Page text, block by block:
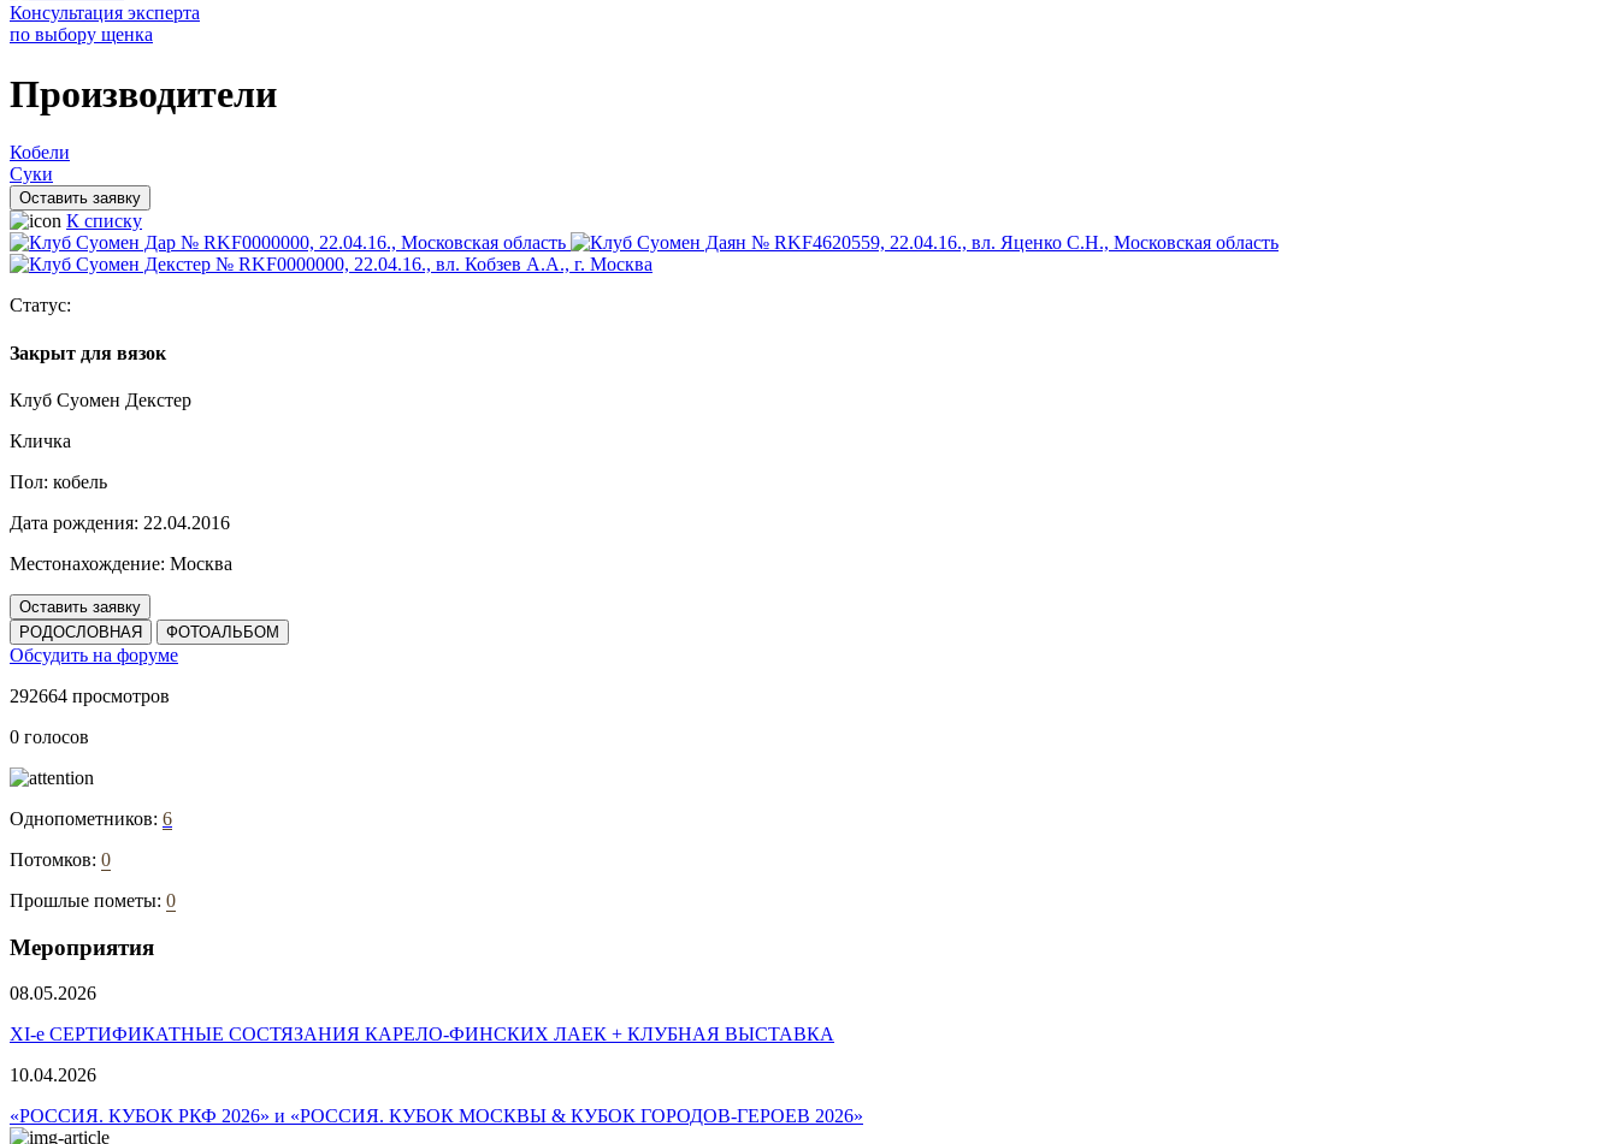
Консультация эксперта
по выбору щенка
Производители
Кобели
Суки
Оставить заявку
К списку
Статус:
Закрыт для вязок
Клуб Суомен Декстер
Кличка
Пол: кобель
Дата рождения: 22.04.2016
Местонахождение: Москва
Оставить заявку
РОДОСЛОВНАЯ
ФОТОАЛЬБОМ
Обсудить на форуме
292664 просмотров
0 голосов
Однопометников: 6
Потомков: 0
Прошлые пометы: 0
Мероприятия
08.05.2026
ХI-е СЕРТИФИКАТНЫЕ СОСТЯЗАНИЯ КАРЕЛО-ФИНСКИХ ЛАЕК + КЛУБНАЯ ВЫСТАВКА
10.04.2026
«РОССИЯ. КУБОК РКФ 2026» и «РОССИЯ. КУБОК МОСКВЫ & КУБОК ГОРОДОВ-ГЕРОЕВ 2026»